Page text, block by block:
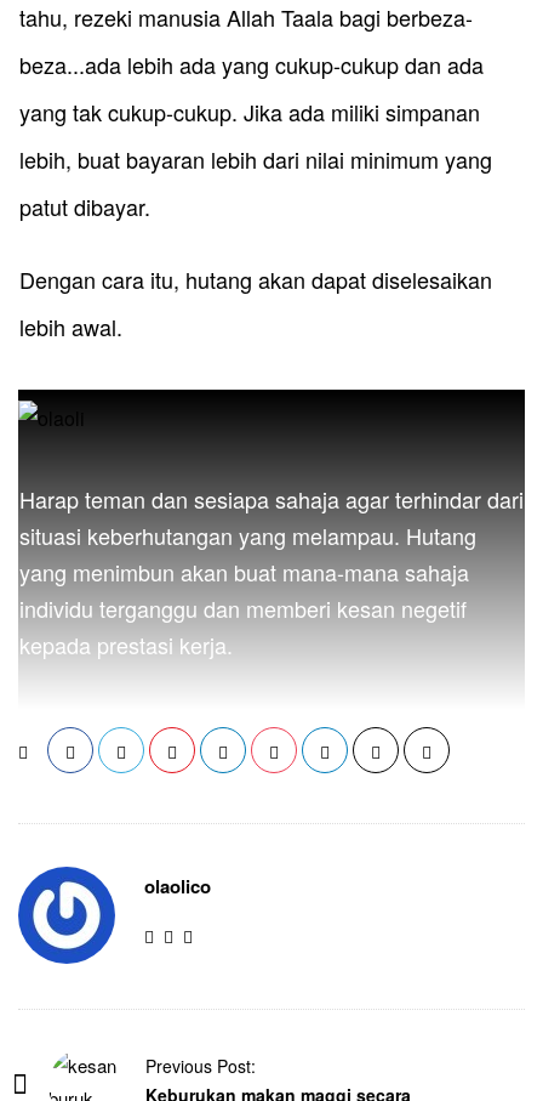
tahu, rezeki manusia Allah Taala bagi berbeza-
beza...ada lebih ada yang cukup-cukup dan ada
yang tak cukup-cukup. Jika ada miliki simpanan
lebih, buat bayaran lebih dari nilai minimum yang
patut dibayar.
Dengan cara itu, hutang akan dapat diselesaikan
lebih awal.
Harap teman dan sesiapa sahaja agar terhindar dari
situasi keberhutangan yang melampau. Hutang
yang menimbun akan buat mana-mana sahaja
individu terganggu dan memberi kesan negetif
kepada prestasi kerja.
olaolico
Previous Post:
Keburukan makan maggi secara